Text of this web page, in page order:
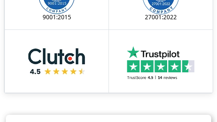
9001:2015 27001:2022